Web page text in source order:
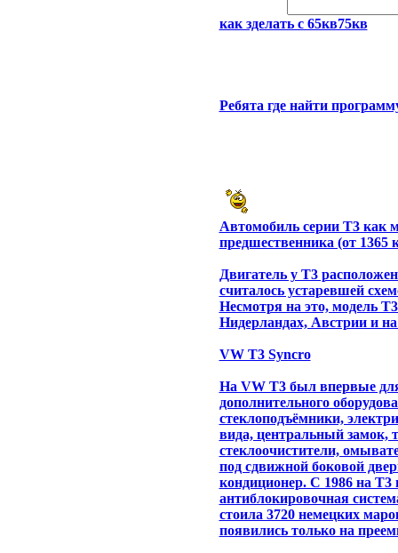
как зделать с 65кв75кв
Ребята где найти
Автомобиль серии T3 как
предшественника (от 1365
Двигатель у Т3
считалось устаревшей
Несмотря на это, модель
Нидерландах, Австрии и
VW T3 Syncro
На VW T3 был впервые
дополнительного
стеклоподъёмники,
вида, центральный замок,
стеклоочистители,
под сдвижной боковой
кондиционер. С 1986 на Т3
антиблокировочная
стоила 3720 немецких
появились только на